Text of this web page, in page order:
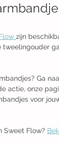
zijn
Ga
actie, onze
voor
Sweet Flow?